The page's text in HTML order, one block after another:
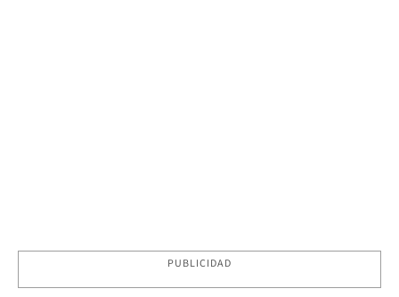
PUBLICIDAD